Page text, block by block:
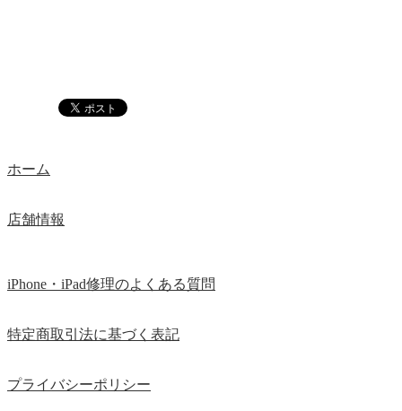
ホーム
店舗情報
iPhone・iPad修理のよくある質問
特定商取引法に基づく表記
プライバシーポリシー